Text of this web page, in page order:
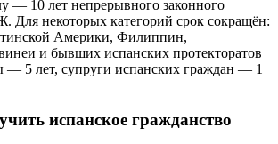
— 10 лет непрерывного законного
некоторых категорий срок сокращён:
Америки, Филиппин,
и бывших испанских протекторатов
5 лет, супруги испанских граждан — 1
испанское гражданство